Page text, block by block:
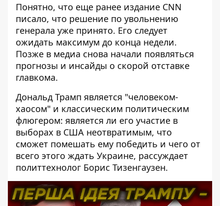
Понятно, что еще ранее издание CNN
писало, что решение по увольнению
генерала уже принято. Его следует
ожидать максимум до конца недели.
Позже в медиа снова начали появляться
прогнозы и инсайды о скорой отставке
главкома.
Дональд Трамп является "человеком-
хаосом" и классическим политическим
флюгером: является ли его участие в
выборах в США неотвратимым, что
сможет помешать ему победить и чего от
всего этого ждать Украине, рассуждает
политтехнолог Борис Тизенгаузен.